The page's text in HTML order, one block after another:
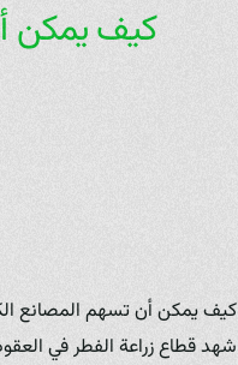
كيف يمكن
كيف يمكن أن تسهم المصانع
شهد قطاع زراعة الفطر في